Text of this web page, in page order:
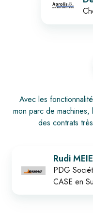
Avec les
mon parc de
des contrats
Rudi
PDG
CASE en